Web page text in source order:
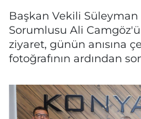
Başkan Vekili
Sorumlusu Ali
ziyaret, günün anısına
fotoğrafının ardından